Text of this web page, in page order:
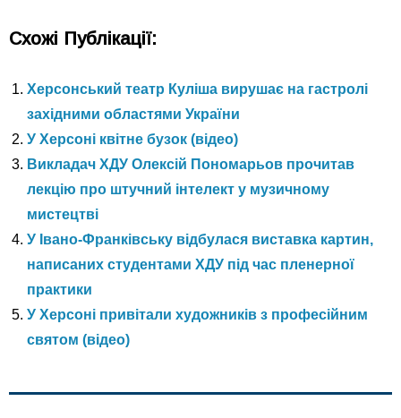
Схожі Публікації:
Херсонський театр Куліша вирушає на гастролі
західними областями України
У Херсоні квітне бузок (відео)
Викладач ХДУ Олексій Пономарьов прочитав
лекцію про штучний інтелект у музичному
мистецтві
У Івано-Франківську відбулася виставка картин,
написаних студентами ХДУ під час пленерної
практики
У Херсоні привітали художників з професійним
святом (відео)